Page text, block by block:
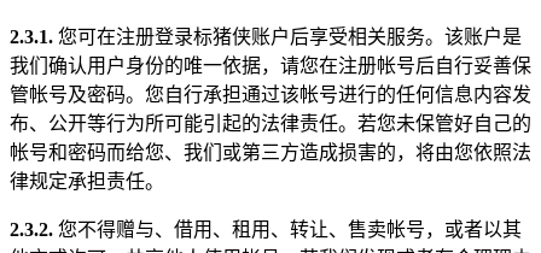
2.3.1. 您可在注册登录标猪侠账户后享受相关服务。该账户是
我们确认用户身份的唯一依据，请您在注册帐号后自行妥善保
管帐号及密码。您自行承担通过该帐号进行的任何信息内容发
布、公开等行为所可能引起的法律责任。若您未保管好自己的
帐号和密码而给您、我们或第三方造成损害的，将由您依照法
律规定承担责任。
2.3.2. 您不得赠与、借用、租用、转让、售卖帐号，或者以其